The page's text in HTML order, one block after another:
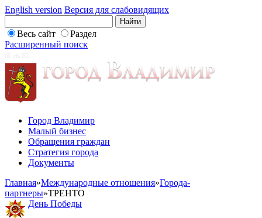
English version Версия для слабовидящих
Весь сайт
Раздел
Расширенный поиск
Город Владимир
Малый бизнес
Обращения граждан
Стратегия города
Документы
Главная»Международные отношения»Города-
партнеры»ТРЕНТО
День Победы